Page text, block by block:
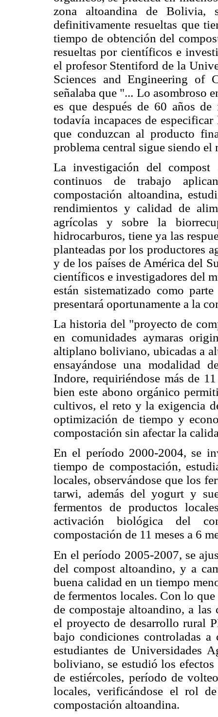
zona altoandina de Bolivia,
definitivamente resueltas que
tiempo de obtención del
resueltas por científicos e
el profesor Stentiford de la
Sciences and Engineering of
señalaba que "... Lo asombroso
es que después de 60 años de
todavía incapaces de
que conduzcan al producto
problema central sigue siendo el
La investigación del
continuos de trabajo
compostación altoandina,
rendimientos y calidad de
agrícolas y sobre
la
hidrocarburos, tiene ya las
planteadas por los productores
y de los países de América del
científicos e investigadores del
están sistematizado como
presentará oportunamente a la
La historia del "proyecto de
en comunidades aymaras
altiplano boliviano, ubicadas a
ensayándose una modalidad
Indore, requiriéndose más de
bien este abono orgánico
cultivos, el reto y la exigencia
optimización de tiempo y
compostación sin afectar la
En el período 2000-2004, se
tiempo de compostación,
locales, observándose que los
tarwi, además del yogurt y
fermentos de productos
activación biológica del
compostación de 11 meses a 6
En el período 2005-2007, se
del compost altoandino, y a
buena calidad en un tiempo
de fermentos locales. Con lo
de compostaje altoandino, a las
el proyecto de desarrollo rural
bajo condiciones controladas
estudiantes de Universidades
boliviano, se estudió los
de estiércoles, período de
locales, verificándose el rol
compostación altoandina.